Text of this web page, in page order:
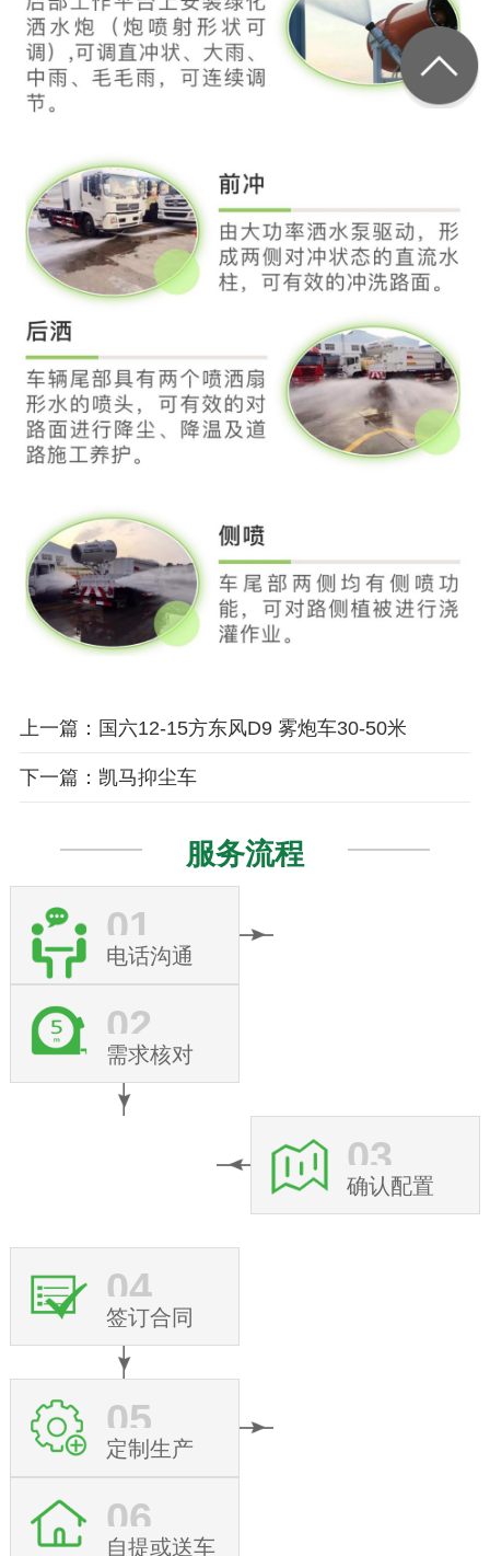
上一篇：国六12-15方东风D9 雾炮车30-50米
下一篇：凯马抑尘车
服务流程
01
电话沟通
02
需求核对
03
确认配置
04
签订合同
05
定制生产
06
自提或送车